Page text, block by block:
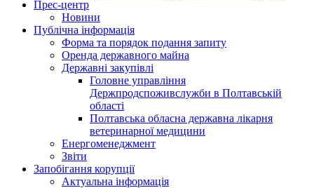
Прес-центр
Новини
Публічна інформація
Форма та порядок подання запиту
Оренда державного майна
Державні закупівлі
Головне управління
Держпродспоживслужби в Полтавській
області
Полтавська обласна державна лікарня
ветеринарної медицини
Енергоменеджмент
Звіти
Запобігання корупції
Актуальна інформація